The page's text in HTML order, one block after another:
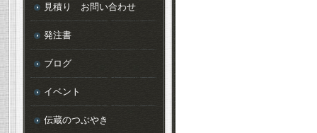
見積り お問い合わせ
発注書
ブログ
イベント
伝蔵のつぶやき